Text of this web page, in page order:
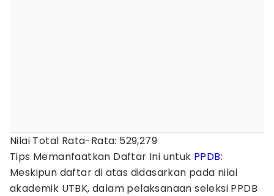
Nilai Total Rata-Rata: 529,279
Tips Memanfaatkan Daftar Ini untuk PPDB:
Meskipun daftar di atas didasarkan pada nilai
akademik UTBK, dalam pelaksanaan seleksi PPDB